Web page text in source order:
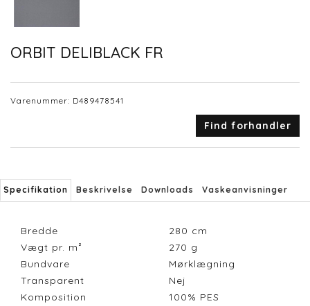
ORBIT DELIBLACK FR
Varenummer: D489478541
Find forhandler
Specifikation Beskrivelse Downloads Vaskeanvisninger
Bredde 280 cm
Vægt pr. m²
270 g
Bundvare
Mørklægning
Transparent
Nej
Komposition
100% PES